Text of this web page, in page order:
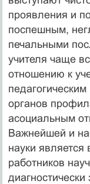
проявления и
поспешным,
печальными
учителя чаще
отношению к
органов
асоциальным
Важнейшей и
науки является
работников